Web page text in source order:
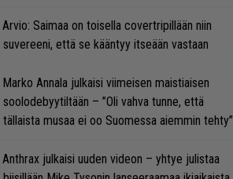
Arvio: Saimaa on toisella covertripillään niin
suvereeni, että se kääntyy itseään vastaan
Marko Annala julkaisi viimeisen maistiaisen
soolodebyytiltään – ”Oli vahva tunne, että
tällaista musaa ei oo Suomessa aiemmin tehty”
Anthrax julkaisi uuden videon – yhtye julistaa